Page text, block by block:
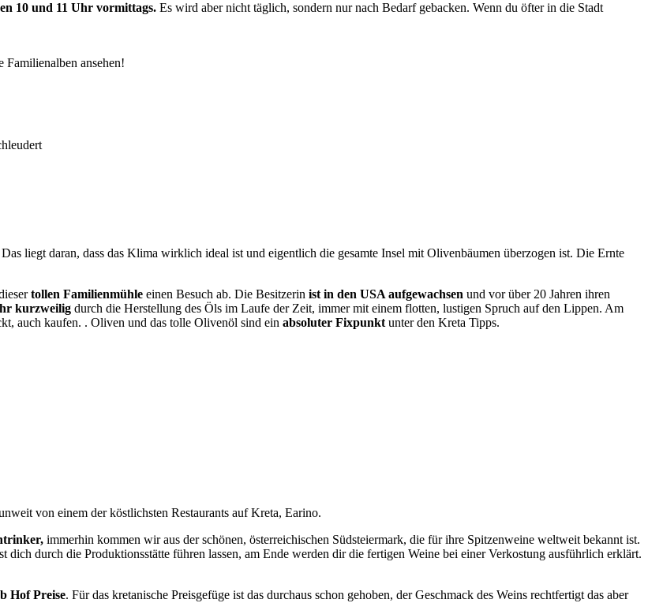
10 und 11 Uhr vormittags. Es wird aber nicht täglich, sondern nur nach Bedarf gebacken. Wenn du öfter in die Stadt
ansehen!
liegt daran, dass das Klima wirklich ideal ist und eigentlich die gesamte Insel mit Olivenbäumen überzogen ist. Die Ernte
tollen Familienmühle einen Besuch ab. Die Besitzerin ist in den USA aufgewachsen und vor über 20 Jahren ihren
kurzweilig durch die Herstellung des Öls im Laufe der Zeit, immer mit einem flotten, lustigen Spruch auf den Lippen. Am
auch kaufen. . Oliven und das tolle Olivenöl sind ein absoluter Fixpunkt unter den Kreta Tipps.
von einem der köstlichsten Restaurants auf Kreta, Earino.
immerhin kommen wir aus der schönen, österreichischen Südsteiermark, die für ihre Spitzenweine weltweit bekannt ist.
dich durch die Produktionsstätte führen lassen, am Ende werden dir die fertigen Weine bei einer Verkostung ausführlich erklärt.
Hof Preise. Für das kretanische Preisgefüge ist das durchaus schon gehoben, der Geschmack des Weins rechtfertigt das aber